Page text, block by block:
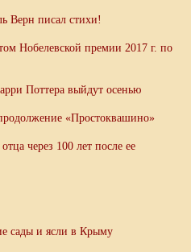
Верн писал стихи!
Нобелевской премии 2017 г. по
Поттера выйдут осенью
«Простоквашино»
через 100 лет после ее
сады и ясли в Крыму